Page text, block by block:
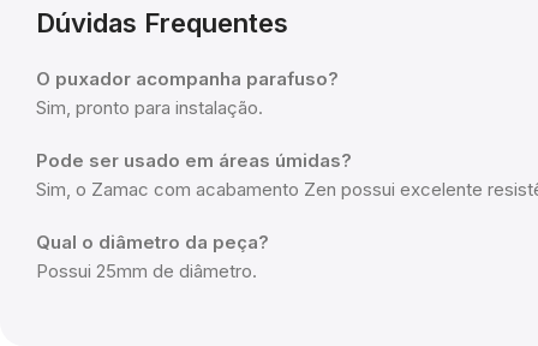
Dúvidas Frequentes
O puxador acompanha parafuso?
Sim, pronto para instalação.
Pode ser usado em áreas úmidas?
Sim, o Zamac com acabamento Zen possui excelente
Qual o diâmetro da peça?
Possui 25mm de diâmetro.